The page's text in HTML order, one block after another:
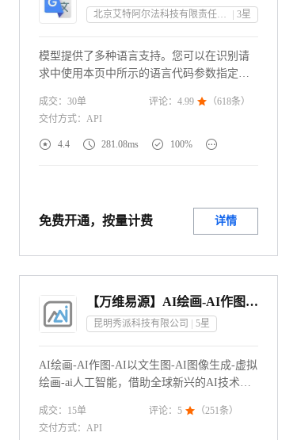
北京艾特阿尔法科技有限责任公司 3星
模型提供了多种语言支持。您可以在识别请
求中使用本页中所示的语言代码参数指定这
标识符一致（特别注明的语言代码参数除
外）。专注于科技，学术类翻译~
成交： 30单 评论： 4.99  （618条）
交付方式： API
 4.4  281.08ms  100% 
免费开通，按量计费 详情
【万维易源】AI绘画-AI作图-以文生图-ai创作-虚拟绘画-ai人工智能
昆明秀派科技有限公司 5星
AI绘画-AI作图-AI以文生图-AI图像生成-虚拟
绘画-ai人工智能，借助全球新兴的AI技术，
高能硬核的AI作图能力。您只需简单描述，
即可实现图像的创作和生成，甚至可以通过
成交： 15单 评论： 5  （251条）
交付方式： API